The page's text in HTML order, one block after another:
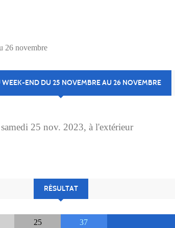
26 novembre
END DU 25 NOVEMBRE AU 26 NOVEMBRE
samedi 25 nov. 2023, à l'extérieur
RÉSULTAT
25 37